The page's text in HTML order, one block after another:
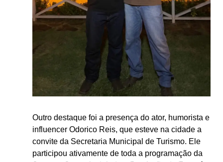
Outro destaque foi a presença do ator, humorista e
influencer Odorico Reis, que esteve na cidade a
convite da Secretaria Municipal de Turismo. Ele
participou ativamente de toda a programação da